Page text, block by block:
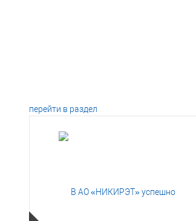
перейти в раздел